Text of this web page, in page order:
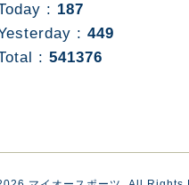
: 187
: 449
: 541376